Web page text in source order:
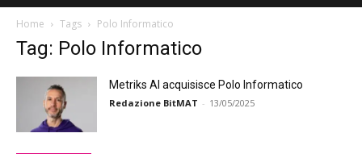
Home Tags Polo Informatico
Tag: Polo Informatico
Metriks AI acquisisce Polo Informatico
Redazione BitMAT - 13/05/2025